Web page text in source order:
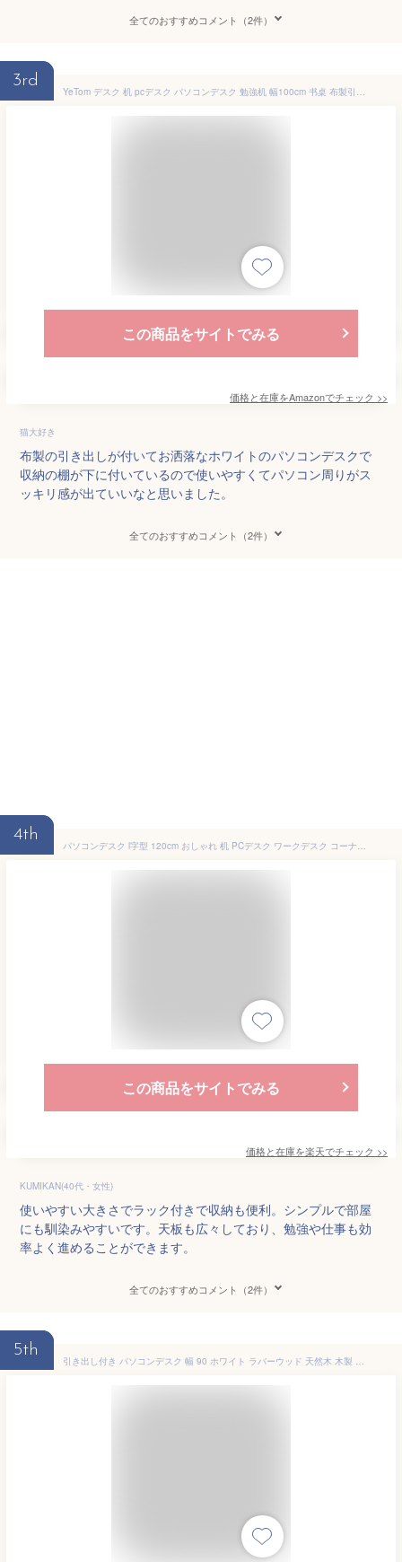
全てのおすすめコメント（2件）
3rd
YeTom デスク 机 pcデスク パソコンデスク 勉強机 幅100cm 书桌 布製引き出し付きデスク つくえ desk ラック付きデスク ワークデスク オフィスデスク 作業机 左右入替可 テレワークデスク 在宅勤務 白い
この商品をサイトでみる
価格と在庫をAmazonでチェック >>
猫大好き
布製の引き出しが付いてお洒落なホワイトのパソコンデスクで
収納の棚が下に付いているので使いやすくてパソコン周りがス
ッキリ感が出ていいなと思いました。
全てのおすすめコメント（2件）
4th
パソコンデスク l字型 120cm おしゃれ 机 PCデスク ワークデスク コーナーデスク ゲーミングデスク オフィスデスク 学習机 勉強机 作業机 シンプル 北欧 収納 棚付き ラック付き ディスプレイ棚付き L字デスク 120cm幅 merrily〔メラリー〕 デスク単体販売
この商品をサイトでみる
価格と在庫を楽天でチェック >>
KUMIKAN(40代・女性)
使いやすい大きさでラック付きで収納も便利。シンプルで部屋
にも馴染みやすいです。天板も広々しており、勉強や仕事も効
率よく進めることができます。
全てのおすすめコメント（2件）
5th
引き出し付き パソコンデスク 幅 90 ホワイト ラバーウッド 天然木 木製 木目 PCデスク オフィスデスク ワークデスク シンプルデスク オフィス テレワーク 在宅 机 つくえ 作業台 簡易デスク 作業机 おしゃれ 北欧 アンティーク調